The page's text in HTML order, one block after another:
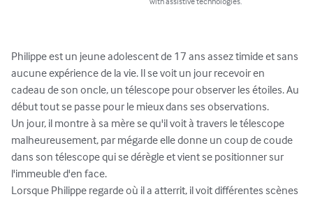
Philippe est un jeune adolescent de 17 ans assez timide et sans
aucune expérience de la vie. Il se voit un jour recevoir en
cadeau de son oncle, un télescope pour observer les étoiles. Au
début tout se passe pour le mieux dans ses observations.
Un jour, il montre à sa mère se qu'il voit à travers le télescope
malheureusement, par mégarde elle donne un coup de coude
dans son télescope qui se dérègle et vient se positionner sur
l'immeuble d'en face.
Lorsque Philippe regarde où il a atterrit, il voit différentes scènes